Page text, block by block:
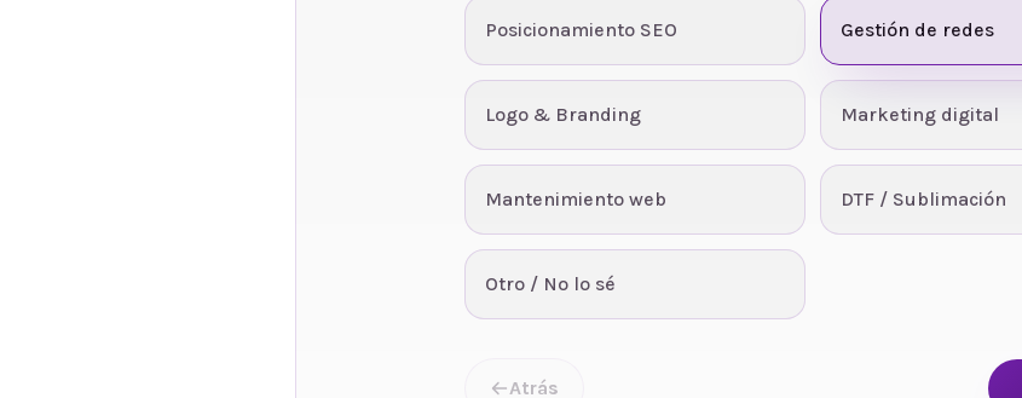
Posicionamiento SEO Gestión de redes
Logo & Branding Marketing digital
Mantenimiento web DTF / Sublimación
Otro / No lo sé
Atrás